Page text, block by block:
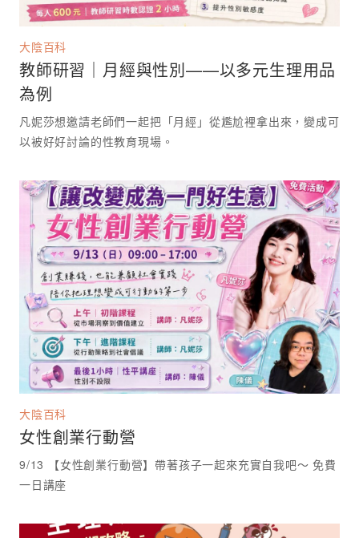
大陰百科
教師研習｜月經與性別——以多元生理用品
為例
凡妮莎想邀請老師們一起把「月經」從尷尬裡拿出來，變成可
大陰百科
女性創業行動營
9/13 【女性創業行動營】帶著孩子一起來充實自我吧～ 免費